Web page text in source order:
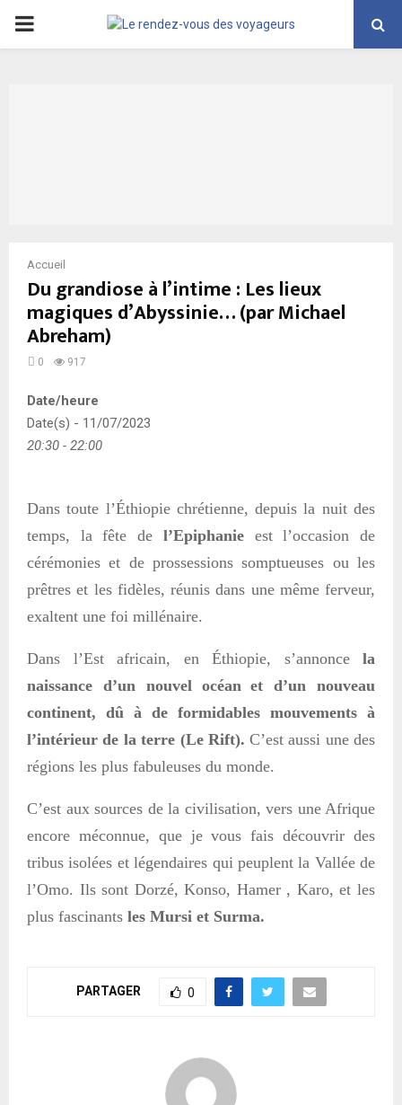
PRIMARY
Accueil
Du grandiose à l’intime : Les lieux
magiques d’Abyssinie… (par Michael
Abreham)
0 917
Date/heure
Date(s) - 11/07/2023
20:30 - 22:00
Dans toute l’Éthiopie chrétienne, depuis la nuit des
temps, la fête de l’Epiphanie est l’occasion de
cérémonies et de prossessions somptueuses ou les
prêtres et les fidèles, réunis dans une même ferveur,
exaltent une foi millénaire.
Dans l’Est africain, en Éthiopie, s’annonce la
naissance d’un nouvel océan et d’un nouveau
continent, dû à de formidables mouvements à
l’intérieur de la terre (Le Rift). C’est aussi une des
régions les plus fabuleuses du monde.
C’est aux sources de la civilisation, vers une Afrique
encore méconnue, que je vous fais découvrir des
tribus isolées et légendaires qui peuplent la Vallée de
l’Omo. Ils sont Dorzé, Konso, Hamer , Karo, et les
plus fascinants les Mursi et Surma.
PARTAGER 0